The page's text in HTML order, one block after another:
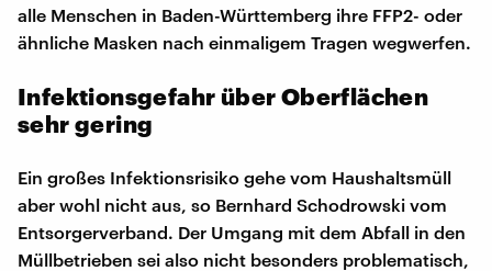
alle Menschen in Baden-Württemberg ihre FFP2- oder
ähnliche Masken nach einmaligem Tragen wegwerfen.
Infektionsgefahr über Oberflächen
sehr gering
Ein großes Infektionsrisiko gehe vom Haushaltsmüll
aber wohl nicht aus, so Bernhard Schodrowski vom
Entsorgerverband. Der Umgang mit dem Abfall in den
Müllbetrieben sei also nicht besonders problematisch,